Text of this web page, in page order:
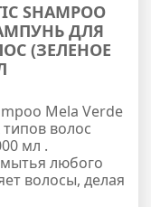
SHAMPOO
ДЛЯ
(ЗЕЛЕНОЕ
Mela Verde
волос
мл .
любого
волосы, делая